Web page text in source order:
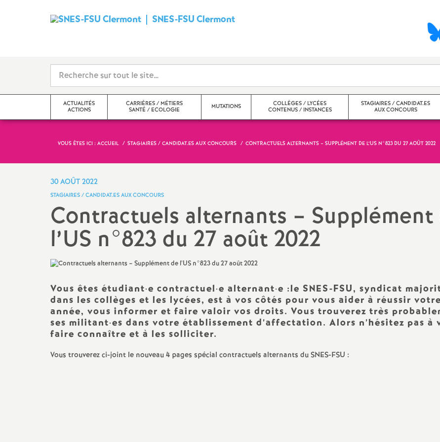
SNES-FSU ClermontS
d
i
c
N
a
t
i
o
n
ACTUALITÉS
ACTIONS
Actions
Droits et Libertés
Vie du SNES-FSU
Photos Manifestations
CARRIÈRES / MÉTIERS
SANTÉ / ECOLOGIE
Santé, mutuelle, action
sociale, écologie
Egalité femmes/hommes
TZR
CPE
PsyEN
Non-titulaires enseignants,
MUTATIONS
COLLÈGES / LYCÉES
CONTENUS / INSTANCES
Ecole inclusive, ULIS, SEGPA,
EREA, UPE2A
Contenus, disciplines,
numérique
Conseils d’administration
CSAD, CDEN, carte scolaire
STAGIAIRES / CANDIDAT.ES
AUX CONCOURS
VOUS ÊTES ICI : ACCUEIL STAGIAIRES / CANDIDAT.ES AUX CONCOURS CONTRACTUELS ALTERNANTS – SUPPLÉMENT DE L’US N°823 DU 27 AOÛT 2022
30 AOÛT 2022
STAGIAIRES / CANDIDAT.ES AUX CONCOURS
Contractuels alternants – Supplément
l’US n°823 du 27 août 2022
Vous êtes étudiant·e contractuel·e alternant·e :le SNES-FSU, syndicat
dans les collèges et les lycées, est à vos côtés pour vous aider à réussir votre
année, vous informer et faire valoir vos droits. Vous trouverez très
ses militant·es dans votre établissement d’affectation. Alors n’hésitez pas à
faire connaître et à les solliciter.
Vous trouverez ci-joint le nouveau 4 pages spécial contractuels alternants du SNES-FSU :